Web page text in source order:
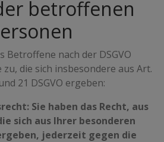
betroffenen
Betroffene nach der DSGVO
zu, die sich insbesondere aus Art.
21 DSGVO ergeben:
Sie haben das Recht, aus
sich aus Ihrer besonderen
jederzeit gegen die